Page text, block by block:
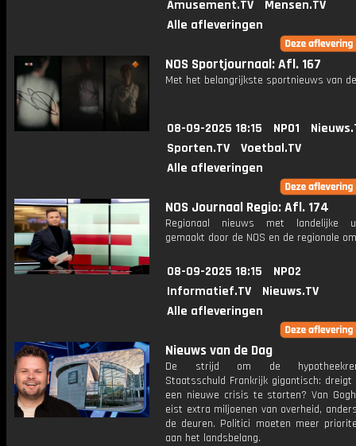
Amusement.TV
Mensen.TV
Alle afleveringen
NOS Sportjournaal: Afl. 167
Met het belangrijkste sportnieuws van
08-09-2025 18:15 NPO1
Sporten.TV
Voetbal.TV
Alle afleveringen
NOS Journaal Regio: Afl. 174
Regionaal nieuws met landelijke
gemaakt door de NOS en de regionale
08-09-2025 18:15
NPO2
Informatief.TV
Nieuws.TV
Alle afleveringen
Nieuws van de Dag
De strijd om de
Staatsschuld Frankrijk gigantisch: dreigt
een nieuwe crisis te storten? Van
eist extra miljoenen van overheid,
de deuren. Politici moeten meer
aan het landsbelang.